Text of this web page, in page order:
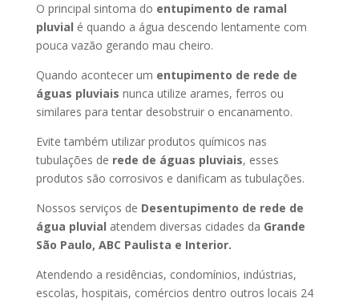
O principal sintoma do entupimento de ramal
pluvial é quando a água descendo lentamente com
pouca vazão gerando mau cheiro.
Quando acontecer um entupimento de rede de
águas pluviais nunca utilize arames, ferros ou
similares para tentar desobstruir o encanamento.
Evite também utilizar produtos químicos nas
tubulações de rede de águas pluviais, esses
produtos são corrosivos e danificam as tubulações.
Nossos serviços de Desentupimento de rede de
água pluvial atendem diversas cidades da Grande
São Paulo, ABC Paulista e Interior.
Atendendo a residências, condomínios, indústrias,
escolas, hospitais, comércios dentro outros locais 24